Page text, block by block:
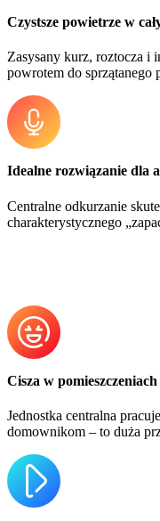
Czystsze powietrze w
Zasysany kurz, roztocza i
powrotem do sprzątanego
Idealne rozwiązanie dla
Centralne odkurzanie
charakterystycznego
Cisza w
Jednostka centralna
domownikom – to duża